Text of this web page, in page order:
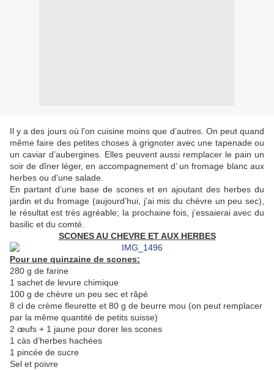
Il y a des jours où l'on cuisine moins que d’autres. On peut quand
même faire des petites choses à grignoter avec une tapenade ou
un caviar d’aubergines. Elles peuvent aussi remplacer le pain un
soir de dîner léger, en accompagnement d’ un fromage blanc aux
herbes ou d'une salade.
En partant d’une base de scones et en ajoutant des herbes du
jardin et du fromage (aujourd’hui, j’ai mis du chèvre un peu sec),
le résultat est très agréable; la prochaine fois, j’essaierai avec du
basilic et du comté.
SCONES AU CHEVRE ET AUX HERBES
Pour une quinzaine de scones:
280 g de farine
1 sachet de levure chimique
100 g de chèvre un peu sec et râpé
8 cl de crème fleurette et 80 g de beurre mou (on peut remplacer
par la même quantité de petits suisse)
2 œufs + 1 jaune pour dorer les scones
1 càs d’herbes hachées
1 pincée de sucre
Sel et poivre